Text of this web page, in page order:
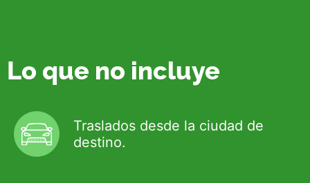
Lo que no incluye
Traslados desde la ciudad de
destino.